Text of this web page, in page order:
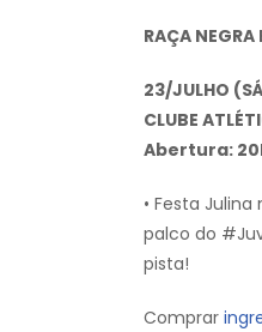
RAÇA NEGRA
23/JULHO
CLUBE
Abertura:
• Festa
palco do
pista!
Comprar